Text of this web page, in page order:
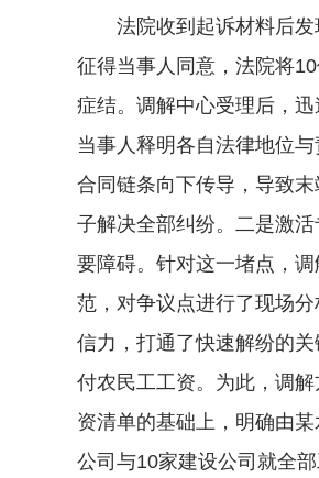
法院收到起诉材料后发
征得当事人同意，法院将
症结。调解中心受理后，
当事人释明各自法律地位
合同链条向下传导，导致
子解决全部纠纷。二是激
要障碍。针对这一堵点，
范，对争议点进行了现场
信力，打通了快速解纷的
付农民工工资。为此，调
资清单的基础上，明确由
公司与10家建设公司就全